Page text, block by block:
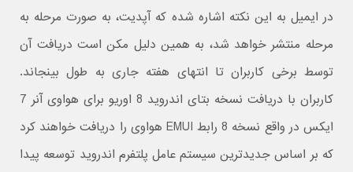
در ایمیل به این نکته اشاره شده که آپدیت، به صورت مرحله به
مرحله منتشر خواهد شد، به همین دلیل مکن است دریافت آن
توسط برخی کاربران تا انتهای هفته جاری به طول بینجاند.
کاربران با دریافت نسخه بتای اندروید 8 اوریو برای هواوی آنر 7
ایکس در واقع نسخه 8 رابط EMUI هواوی را دریافت خواهند کرد
که بر اساس جدیدترین سیستم عامل پلتفرم اندروید توسعه پیدا